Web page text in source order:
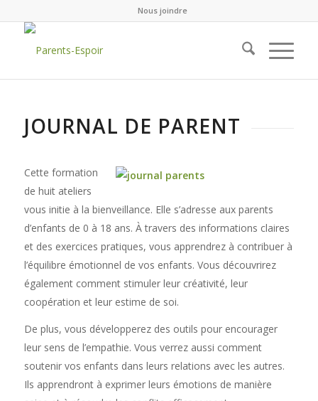
Nous joindre
JOURNAL DE PARENT
Cette formation
de huit ateliers
vous initie à la bienveillance. Elle s’adresse aux parents
d’enfants de 0 à 18 ans. À travers des informations claires
et des exercices pratiques, vous apprendrez à contribuer à
l’équilibre émotionnel de vos enfants. Vous découvrirez
également comment stimuler leur créativité, leur
coopération et leur estime de soi.
De plus, vous développerez des outils pour encourager
leur sens de l’empathie. Vous verrez aussi comment
soutenir vos enfants dans leurs relations avec les autres.
Ils apprendront à exprimer leurs émotions de manière